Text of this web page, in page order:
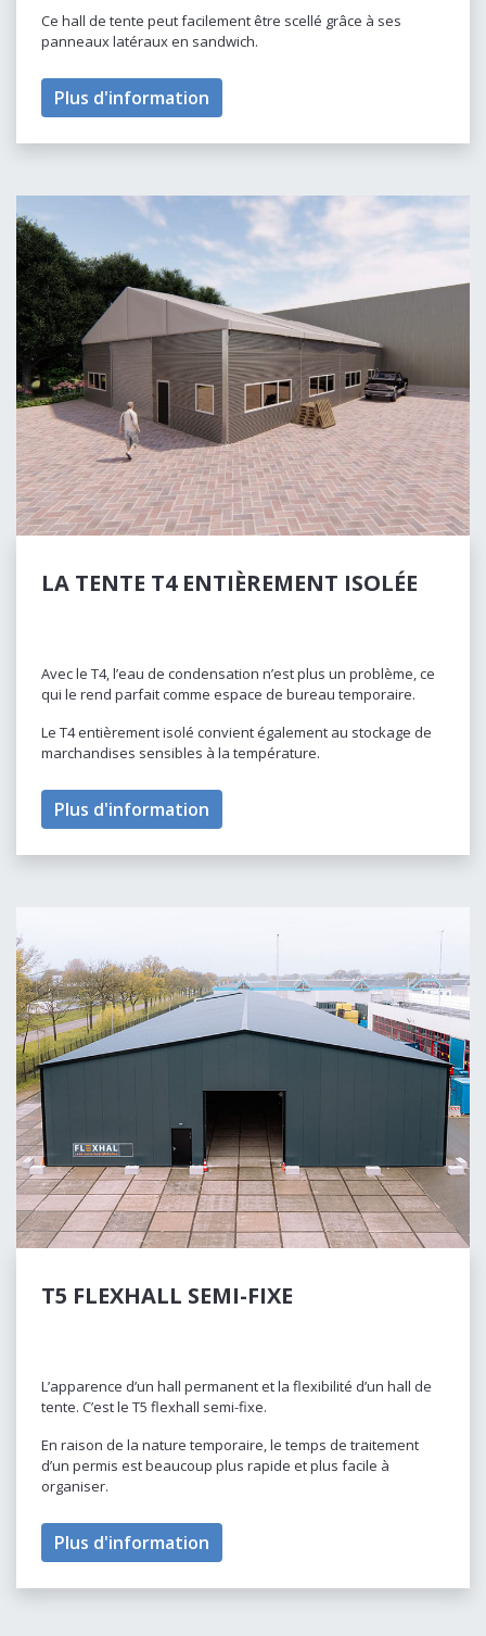
Ce hall de tente peut facilement être scellé grâce à ses
panneaux latéraux en sandwich.
Plus d'information
LA TENTE T4 ENTIÈREMENT ISOLÉE
Avec le T4, l’eau de condensation n’est plus un problème, ce
qui le rend parfait comme espace de bureau temporaire.
Le T4 entièrement isolé convient également au stockage de
marchandises sensibles à la température.
Plus d'information
T5 FLEXHALL SEMI-FIXE
L’apparence d’un hall permanent et la flexibilité d’un hall de
tente. C’est le T5 flexhall semi-fixe.
En raison de la nature temporaire, le temps de traitement
d’un permis est beaucoup plus rapide et plus facile à
organiser.
Plus d'information